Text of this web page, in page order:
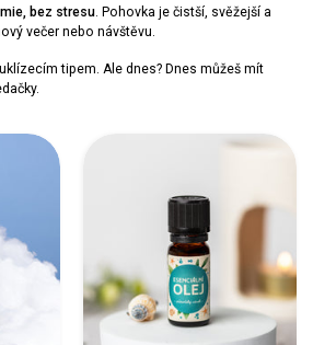
bez stresu. Pohovka je čistší, svěžejší a
večer nebo návštěvu.
tipem. Ale dnes? Dnes můžeš mít